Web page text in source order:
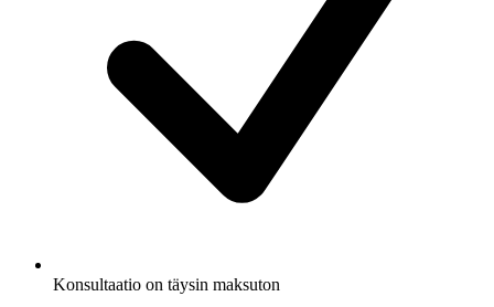
Konsultaatio on täysin maksuton